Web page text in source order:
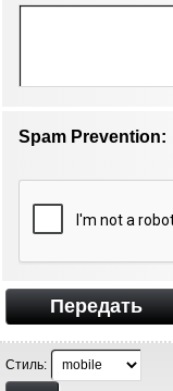
Spam Prevention:
Передать
Стиль: